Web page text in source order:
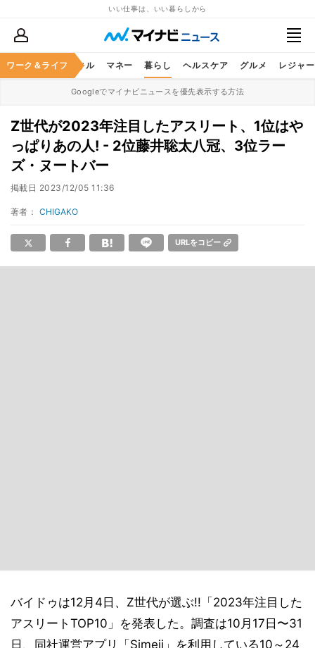
いい仕事は、いい暮らしから
ワーク＆ライフ
ア ビジネススキル マネー 暮らし ヘルスケア グルメ レジャー
Googleでマイナビニュースを優先表示する方法
Z世代が2023年注目したアスリート、1位はや
っぱりあの人! - 2位藤井聡太八冠、3位ラー
ズ・ヌートバー
掲載日 2023/12/05 11:36
著者： CHIGAKO
URLをコピー
バイドゥは12月4日、Z世代が選ぶ!!「2023年注目した
アスリートTOP10」を発表した。調査は10月17日〜31
日、同社運営アプリ「Simeji」を利用している10～24